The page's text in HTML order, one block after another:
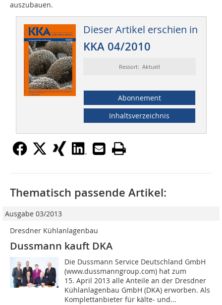
auszubauen.
Dieser Artikel erschien in
KKA 04/2010
Ressort: Aktuell
Abonnement
Inhaltsverzeichnis
Thematisch passende Artikel:
Ausgabe 03/2013
Dresdner Kühlanlagenbau
Dussmann kauft DKA
Die Dussmann Service Deutschland GmbH
(www.dussmanngroup.com) hat zum
15. April 2013 alle Anteile an der Dresdner
Kühlanlagenbau GmbH (DKA) erworben. Als
Komplettanbieter für kälte- und...